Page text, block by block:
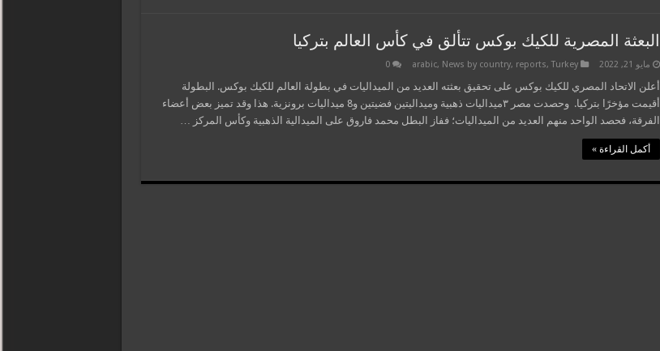
البعثة المصرية للكيك بوكس تتألق في كأس العالم بتركيا
مايو 21, 2022 arabic, News by country, reports, Turkey
0
أعلن الاتحاد المصري للكيك بوكس على تحقيق بعثته العديد من الميداليات في بطولة العالم للكيك بوكس. البطولة
أقيمت مؤخرًا بتركيا. وحصدت مصر ٣ميداليات ذهبية وميداليتين فضيتين و8 ميداليات برونزية. هذا وقد تميز بعض أعضاء
الفرقة، فحصد الواحد منهم العديد من الميداليات؛ ففاز البطل محمد فاروق على الميدالية الذهبية وكأس المركز …
أكمل القراءة »